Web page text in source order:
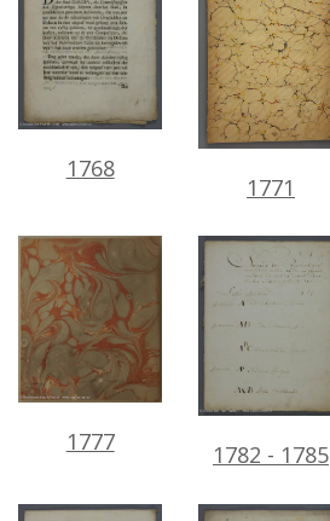
1768
1771
1777 1782 - 1785